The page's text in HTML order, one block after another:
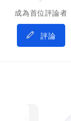
成為首位評論者
評論